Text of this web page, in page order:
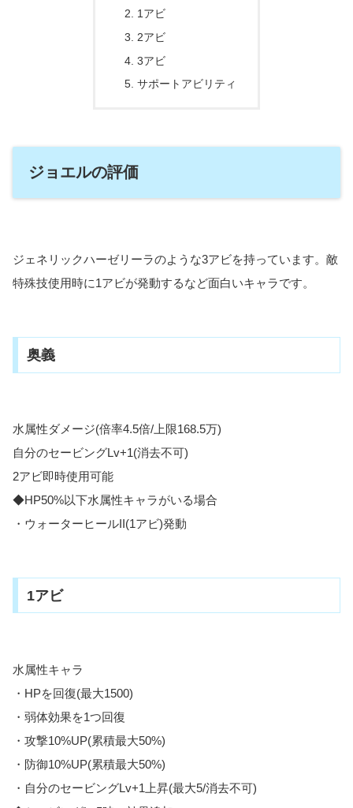
1アビ
2アビ
3アビ
サポートアビリティ
ジョエルの評価
ジェネリックハーゼリーラのような3アビを持っています。敵
特殊技使用時に1アビが発動するなど面白いキャラです。
奥義
水属性ダメージ(倍率4.5倍/上限168.5万)
自分のセービングLv+1(消去不可)
2アビ即時使用可能
◆HP50%以下水属性キャラがいる場合
・ウォーターヒールII(1アビ)発動
1アビ
水属性キャラ
・HPを回復(最大1500)
・弱体効果を1つ回復
・攻撃10%UP(累積最大50%)
・防御10%UP(累積最大50%)
・自分のセービングLv+1上昇(最大5/消去不可)